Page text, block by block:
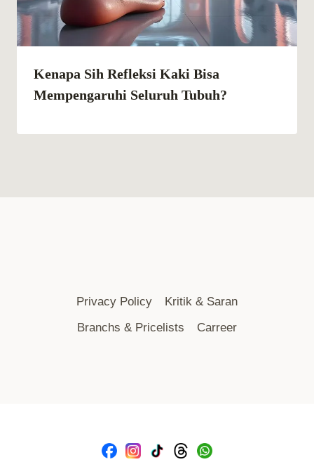
Kenapa Sih Refleksi Kaki Bisa
Mempengaruhi Seluruh Tubuh?
Privacy Policy
Kritik & Saran
Branchs & Pricelists
Carreer